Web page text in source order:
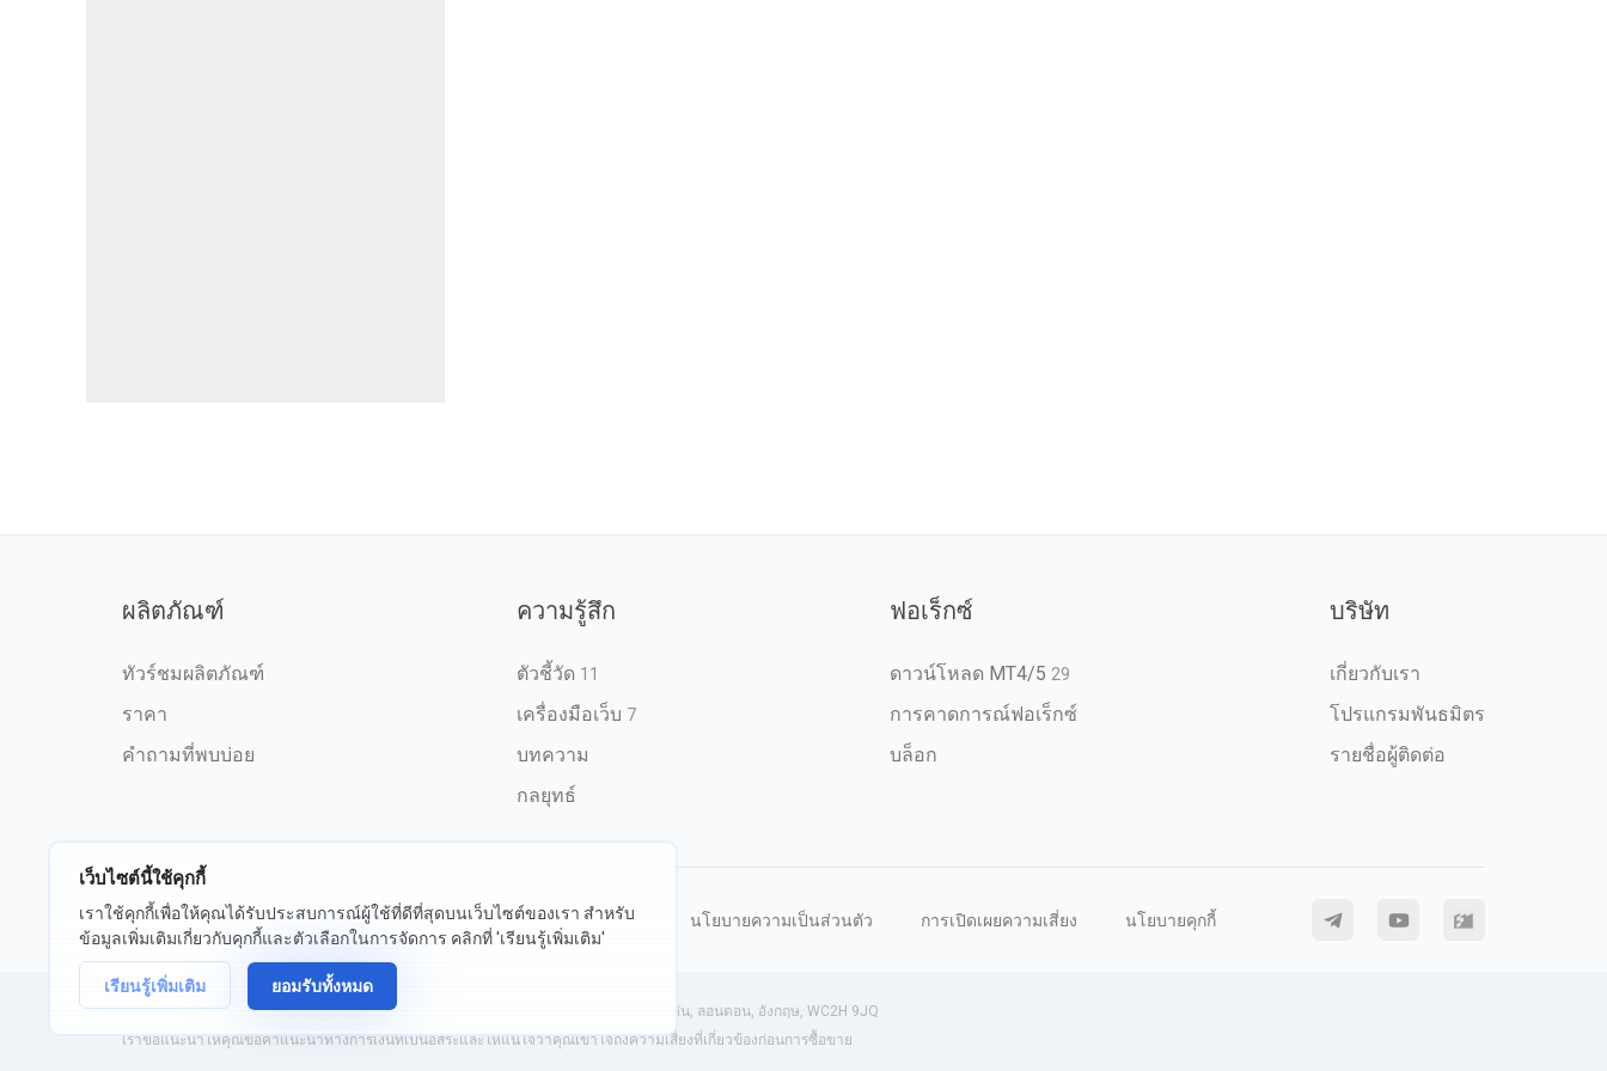
เว็บไซต์นี้ใช้คุกกี้
เราใช้คุกกี้เพื่อให้คุณได้รับประสบการณ์ผู้ใช้ที่ดีที่สุดบนเว็บไซต์ของเรา สำหรับ
ข้อมูลเพิ่มเติมเกี่ยวกับคุกกี้และตัวเลือกในการจัดการ คลิกที่ 'เรียนรู้เพิ่มเติม'
เรียนรู้เพิ่มเติม ยอมรับทั้งหมด
ผลิตภัณฑ์
ทัวร์ชมผลิตภัณฑ์
ราคา
คำถามที่พบบ่อย
ความรู้สึก
ตัวชี้วัด 11
เครื่องมือเว็บ 7
บทความ
กลยุทธ์
ฟอเร็กซ์
ดาวน์โหลด MT4/5 29
การคาดการณ์ฟอเร็กซ์
บล็อก
บริษัท
เกี่ยวกับเรา
โปรแกรมพันธมิตร
รายชื่อผู้ติดต่อ
©2026 fxssi.com สงวนลิขสิทธิ์ ข้อกำหนดการใช้งาน นโยบายความเป็นส่วนตัว การเปิดเผยความเสี่ยง นโยบายคุกกี้
เว็บไซต์ดำเนินการโดย FXSSI LTD หมายเลขทะเบียน: 13534801 (อังกฤษ) | 71-75 ถนนเชลตัน, ลอนดอน, อังกฤษ, WC2H 9JQ
เราขอแนะนำให้คุณขอคำแนะนำทางการเงินที่เป็นอิสระและให้แน่ใจว่าคุณเข้าใจถึงความเสี่ยงที่เกี่ยวข้องก่อนการซื้อขาย